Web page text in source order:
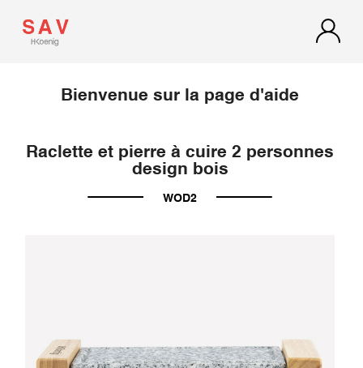
Bienvenue sur la page d'aide
Raclette et pierre à cuire 2 personnes
design bois
WOD2